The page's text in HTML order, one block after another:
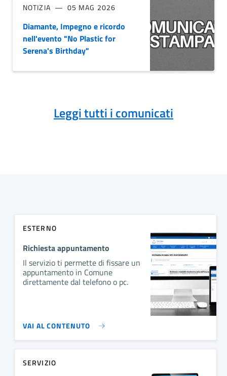
NOTIZIA 05 MAG 2026
Diamante, Impegno e ricordo
nell'evento "No Plastic for
Serena's Birthday"
Leggi tutti i comunicati
ESTERNO
Richiesta appuntamento
Il servizio ti permette di fissare un
appuntamento in Comune
direttamente dal telefono o pc.
VAI AL CONTENUTO
SERVIZIO